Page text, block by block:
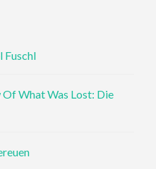
Fuschl
Of What Was Lost: Die